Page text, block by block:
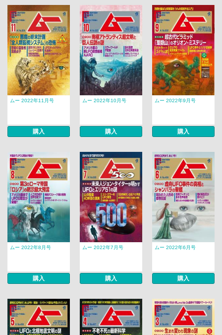
ムー 2022年11月号
購入
ムー 2022年10月号
購入
ムー 2022年9月号
購入
ムー 2022年8月号
購入
ムー 2022年7月号
購入
ムー 2022年6月号
購入